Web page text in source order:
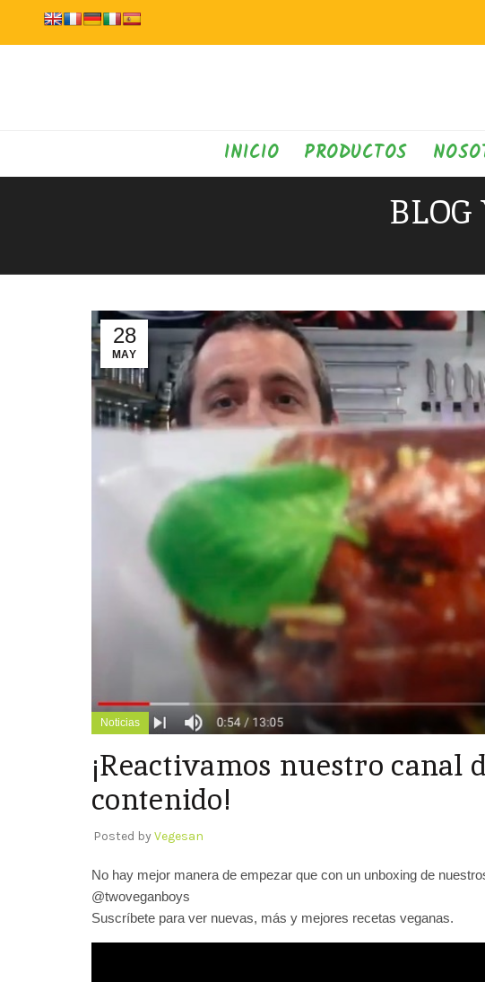
INICIO PRODUCTOS
28
MAY
Noticias
¡Reactivamos nuestro canal
contenido!
Posted byVegesan
No hay mejor manera de empezar que con un unboxing de
@twoveganboys
Suscríbete para ver nuevas, más y mejores recetas veganas.